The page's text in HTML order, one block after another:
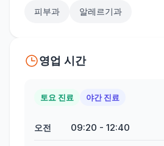
피부과 알레르기과
영업 시간
토요 진료 야간 진료
오전 09:20 - 12:40